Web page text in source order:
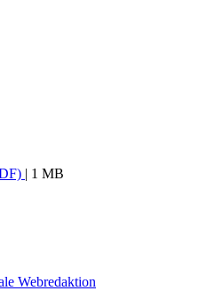
| 1 MB
Webredaktion